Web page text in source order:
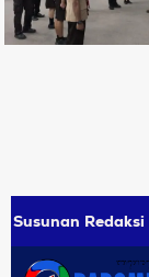
Susunan Redaksi